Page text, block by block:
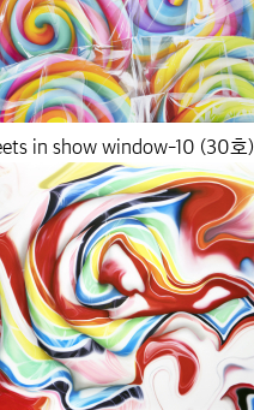
in show window-10 (30호)